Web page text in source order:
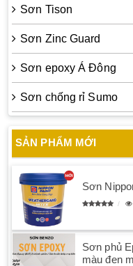
Sơn Tison
Sơn Zinc Guard
Sơn epoxy Á Đông
Sơn chống rỉ Sumo
SẢN PHẨM MỚI
Sơn
Sơn phủ
màu đen